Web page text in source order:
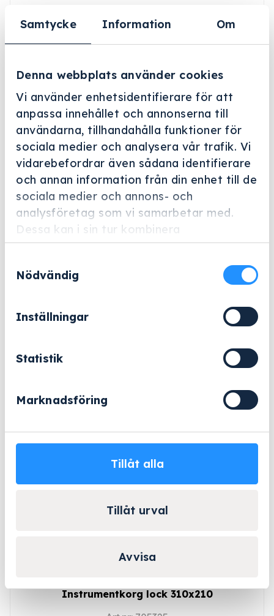
Samtycke Information Om
Denna webbplats använder cookies
Vi använder enhetsidentifierare för att
anpassa innehållet och annonserna till
användarna, tillhandahålla funktioner för
sociala medier och analysera vår trafik. Vi
vidarebefordrar även sådana identifierare
och annan information från din enhet till de
sociala medier och annons- och
analysföretag som vi samarbetar med.
Dessa kan i sin tur kombinera
informationen med annan information som
samlat in när du har använt deras tjänster.
Nödvändig
Inställningar
Statistik
Marknadsföring
Tillåt alla
Tillåt urval
Avvisa
BESTÄLLNINGSVARA
Instrumentkorg inkl.lock 100x100x60
Art.nr: 705360
Instrumentkorg lock 210x150
Instrumentkorg lock 310x210